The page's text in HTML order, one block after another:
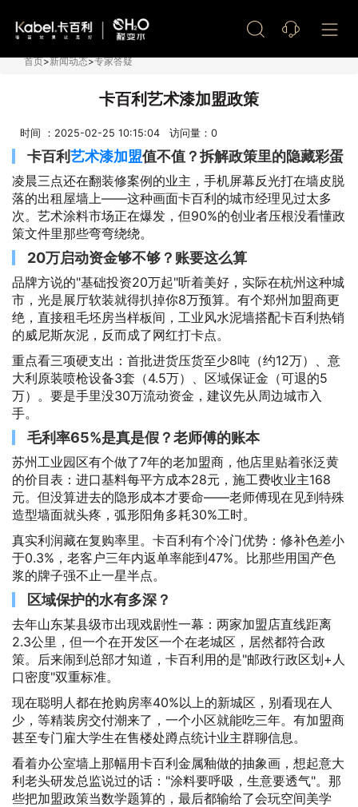
首页>新闻动态>专家答疑
卡百利艺术漆加盟政策
时间 ：2025-02-25 10:15:04 访问量： 0
卡百利艺术漆加盟值不值？拆解政策里的隐藏彩蛋
凌晨三点还在翻装修案例的业主，手机屏幕反光打在墙皮脱
落的出租屋墙上——这种画面卡百利的城市经理见过太多
次。艺术涂料市场正在爆发，但90%的创业者压根没看懂政
策文件里那些弯弯绕绕。
20万启动资金够不够？账要这么算
品牌方说的"基础投资20万起"听着美好，实际在杭州这种城
市，光是展厅软装就得扒掉你8万预算。有个郑州加盟商更
绝，直接租毛坯房当样板间，工业风水泥墙搭配卡百利热销
的威尼斯灰泥，反而成了网红打卡点。
重点看三项硬支出：首批进货压货至少8吨（约12万）、意
大利原装喷枪设备3套（4.5万）、区域保证金（可退的5
万）。要是手里没30万流动资金，建议先从周边城市入
手。
毛利率65%是真是假？老师傅的账本
苏州工业园区有个做了7年的老加盟商，他店里贴着张泛黄
的价目表：进口基料每平方成本28元，施工费收业主168
元。但没算进去的隐形成本才要命——老师傅现在见到特殊
造型墙面就头疼，弧形阳角多耗30%工时。
真实利润藏在复购率里。卡百利有个冷门优势：修补色差小
于0.3%，老客户三年内返单率能到47%。比那些用国产色
浆的牌子强不止一星半点。
区域保护的水有多深？
去年山东某县级市出现戏剧性一幕：两家加盟店直线距离
2.3公里，但一个在开发区一个在老城区，居然都符合政
策。后来闹到总部才知道，卡百利用的是"邮政行政区划+人
口密度"双重标准。
现在聪明人都在抢购房率40%以上的新城区，别看现在人
少，等精装房交付潮来了，一个小区就能吃三年。有加盟商
甚至专门雇大学生在售楼处蹲点统计业主群聊信息。
看着办公室墙上那幅用卡百利金属釉做的抽象画，想起意大
利老头研发总监说过的话："涂料要呼吸，生意要透气"。那
些把加盟政策当数学题算的，最后都输给了会玩空间美学